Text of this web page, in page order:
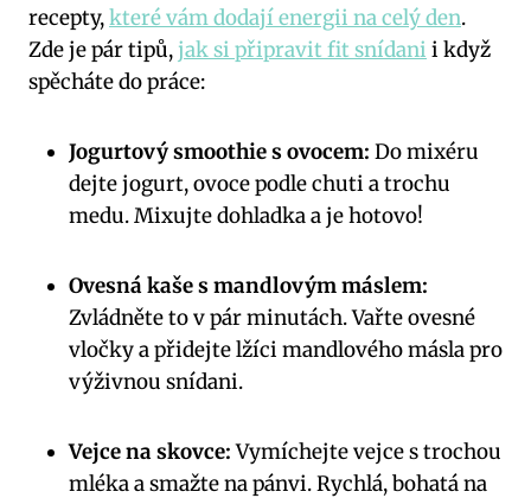
recepty,které vám dodají energii na celý den.
Zde je pár tipů,jak si připravit fit snídani i když
spěcháte do práce:
Jogurtový smoothie s ovocem: Do mixéru
dejte jogurt, ovoce podle chuti a trochu
medu. Mixujte dohladka a je hotovo!
Ovesná kaše s mandlovým máslem:
Zvládněte to v pár minutách. Vařte ovesné
vločky a přidejte lžíci mandlového másla pro
výživnou snídani.
Vejce na skovce:Vymíchejte vejce s trochou
mléka a smažte na pánvi. Rychlá, bohatá na